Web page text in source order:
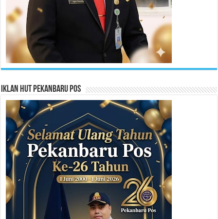
Iklan HUT Pekanbaru Pos